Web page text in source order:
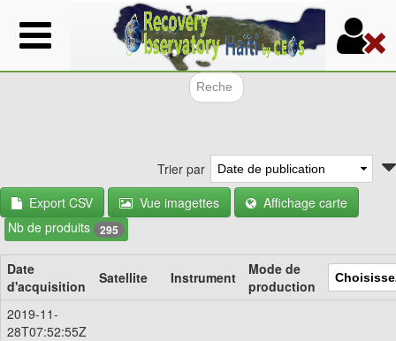
Aller
au
contenu
Trier par
Export CSV
Vue imagettes
Affichage carte
Nb de produits 295
Date
d'acquisition
Satellite Instrument
Mode de
production
2019-11-
28T07:52:55Z